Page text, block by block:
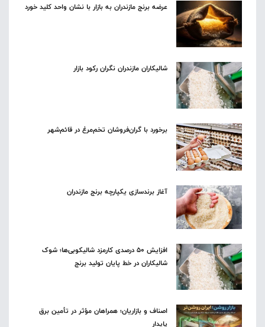
عرضه برنج مازندران به بازار با نشان واحد کلید خورد
شالیکاران مازندران نگران رکود بازار
برخورد با گران‌فروشان تخم‌مرغ در قائم‌شهر
آغاز برندسازی یکپارچه برنج مازندران
افزایش ۵۰ درصدی کارمزد شالیکوبی‌ها؛ شوک
شالیکاران در خط پایان تولید برنج
اصناف و بازاریان؛ همراهان مؤثر در تأمین برق
پایدار